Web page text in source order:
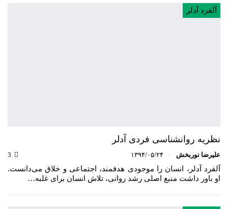
آلفرد آدلر
نظریه روانشناسی فردی آدلر
علیرضا نوربخش ۱۳۹۴/۰۵/۲۴
آلفرد آدلر، انسان را موجودی هدفمند، اجتماعی و خلاق می‌دانست.
او باور داشت منبع اصلی رشد روانی، تلاش انسان برای غلبه…